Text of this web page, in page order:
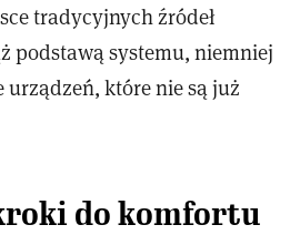
tradycyjnych źródeł
podstawą systemu, niemniej
które nie są już
do komfortu